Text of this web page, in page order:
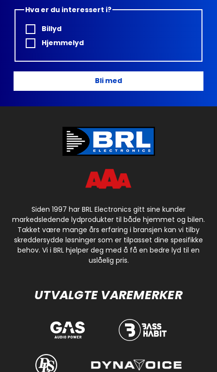
Hva er du interessert i?
Billyd
Hjemmelyd
Bli med
Siden 1997 har BRL Electronics gitt sine kunder
markedsledende lydprodukter til både hjemmet og bilen.
Takket være mange års erfaring i bransjen kan vi tilby
skreddersydde løsninger som er tilpasset dine spesifikke
behov. Vi i BRL hjelper deg med å få en bedre lyd til en
uslåelig pris.
UTVALGTE VAREMERKER